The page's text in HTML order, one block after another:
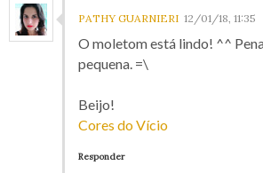
PATHY GUARNIERI 12/01/18, 11:35
O moletom está lindo! ^^
pequena. =\
Beijo!
Cores do Vício
Responder